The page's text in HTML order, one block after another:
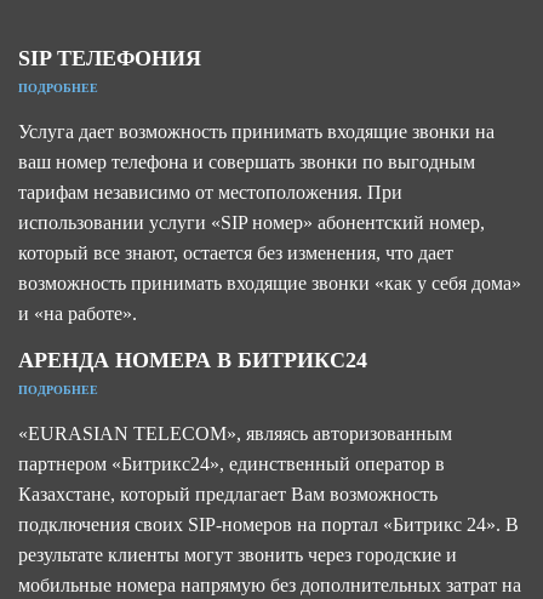
SIP ТЕЛЕФОНИЯ
ПОДРОБНЕЕ
Услуга дает возможность принимать входящие звонки на
ваш номер телефона и совершать звонки по выгодным
тарифам независимо от местоположения. При
использовании услуги «SIP номер» абонентский номер,
который все знают, остается без изменения, что дает
возможность принимать входящие звонки «как у себя дома»
и «на работе».
АРЕНДА НОМЕРА В БИТРИКС24
ПОДРОБНЕЕ
«EURASIAN TELECOM», являясь авторизованным
партнером «Битрикс24», единственный оператор в
Казахстане, который предлагает Вам возможность
подключения своих SIP-номеров на портал «Битрикс 24». В
результате клиенты могут звонить через городские и
мобильные номера напрямую без дополнительных затрат на